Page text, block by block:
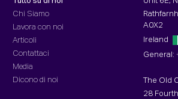
Chi Siamo
Lavora con noi
Articoli
Contattaci
Media
Dicono di noi
A0X2
Ireland
General:
The Old
28